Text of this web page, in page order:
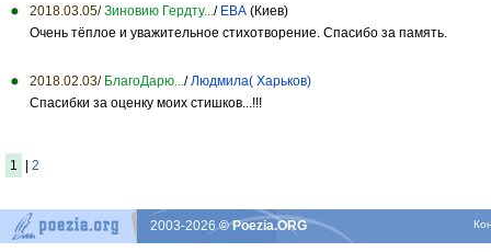
2018.03.05/ Зиновию Гердту.../ ЕВА (Киев)
Очень тёплое и уважительное стихотворение. Спасибо за память.
2018.02.03/ БлагоДарю.../Людмила( Харьков)
Спасибки за оценку моих стишков...!!!
1 2
2003-2026© Poezia.ORG